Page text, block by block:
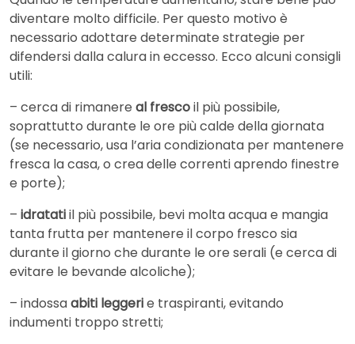
diventare molto difficile. Per questo motivo è
necessario adottare determinate strategie per
difendersi dalla calura in eccesso. Ecco alcuni consigli
utili:
– cerca di rimanere al frescoil più possibile,
soprattutto durante le ore più calde della giornata
(se necessario, usa l’aria condizionata per mantenere
fresca la casa, o crea delle correnti aprendo finestre
e porte);
– idratatiil più possibile, bevi molta acqua e mangia
tanta frutta per mantenere il corpo fresco sia
durante il giorno che durante le ore serali (e cerca di
evitare le bevande alcoliche);
– indossaabiti leggerie traspiranti, evitando
indumenti troppo stretti;